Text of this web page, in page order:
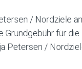
/ Nordziele
für die
Petersen /